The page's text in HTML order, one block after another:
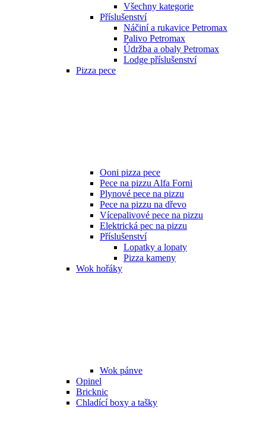
Všechny kategorie
Příslušenství
Náčiní a rukavice Petromax
Palivo Petromax
Údržba a obaly Petromax
Lodge příslušenství
Pizza pece
Ooni pizza pece
Pece na pizzu Alfa Forni
Plynové pece na pizzu
Pece na pizzu na dřevo
Vícepalivové pece na pizzu
Elektrická pec na pizzu
Příslušenství
Lopatky a lopaty
Pizza kameny
Wok hořáky
Wok pánve
Opinel
Bricknic
Chladící boxy a tašky